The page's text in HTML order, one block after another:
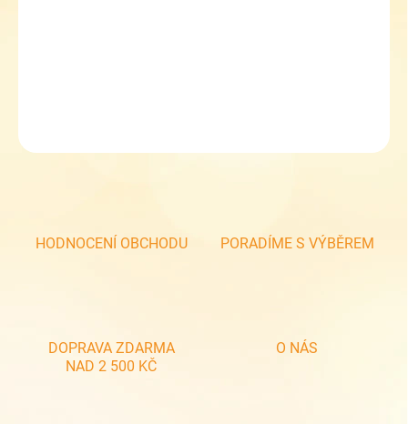
HODNOCENÍ OBCHODU PORADÍME S VÝBĚREM
DOPRAVA ZDARMA
NAD 2 500 KČ
O NÁS